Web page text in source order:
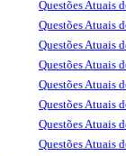
Questões Atuais
Questões Atuais
Questões Atuais
Questões Atuais
Questões Atuais
Questões Atuais
Questões Atuais
Questões Atuais